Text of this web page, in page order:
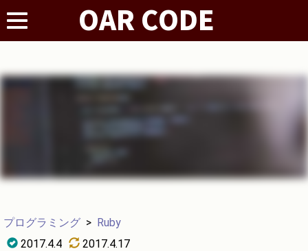
プログラミング > Ruby
2017.4.4
2017.4.17